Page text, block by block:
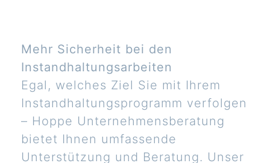
Mehr Sicherheit bei den
Instandhaltungsarbeiten
Egal, welches Ziel Sie mit Ihrem
Instandhaltungsprogramm verfolgen
– Hoppe Unternehmensberatung
bietet Ihnen umfassende
Unterstützung und Beratung. Unser